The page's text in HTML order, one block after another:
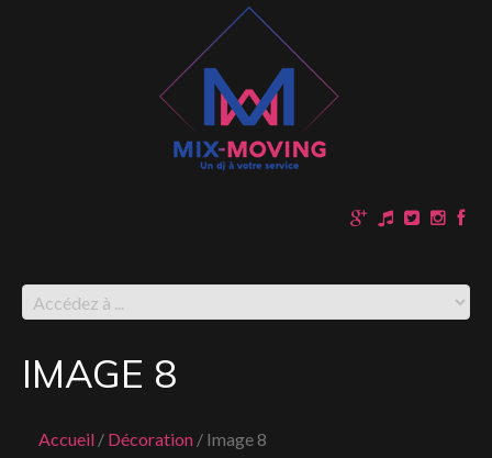
IMAGE 8
Accueil Décoration Image 8